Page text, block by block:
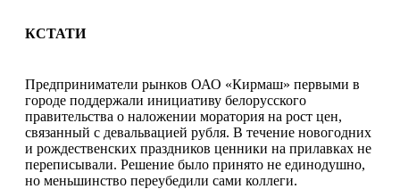
КСТАТИ
Предприниматели рынков ОАО «Кирмаш» первыми в
городе поддержали инициативу белорусского
правительства о наложении моратория на рост цен,
связанный с девальвацией рубля. В течение новогодних
и рождественских праздников ценники на прилавках не
переписывали. Решение было принято не единодушно,
но меньшинство переубедили сами коллеги.